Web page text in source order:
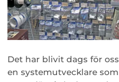
Det har blivit dags för
en systemutvecklare